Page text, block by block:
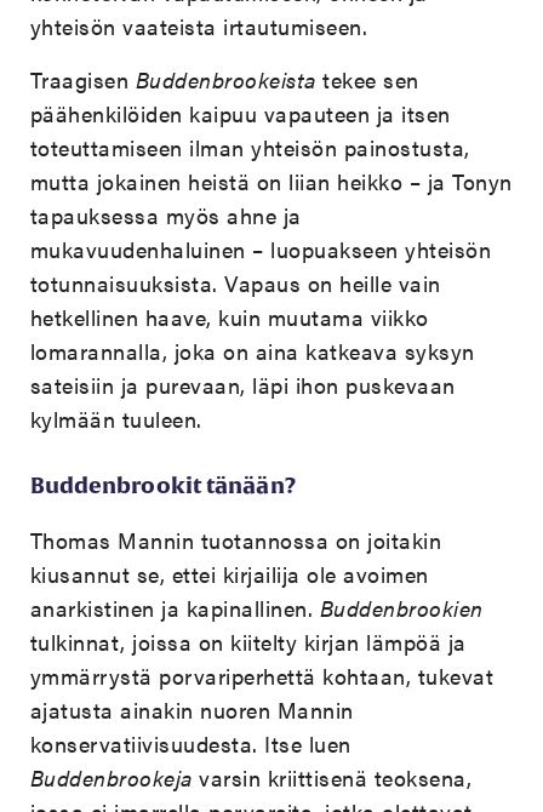
yhteisön vaateista irtautumiseen.
Traagisen Buddenbrookeista tekee sen
päähenkilöiden kaipuu vapauteen ja itsen
toteuttamiseen ilman yhteisön painostusta,
mutta jokainen heistä on liian heikko – ja Tonyn
tapauksessa myös ahne ja
mukavuudenhaluinen – luopuakseen yhteisön
totunnaisuuksista. Vapaus on heille vain
hetkellinen haave, kuin muutama viikko
lomarannalla, joka on aina katkeava syksyn
sateisiin ja purevaan, läpi ihon puskevaan
kylmään tuuleen.
Buddenbrookit tänään?
Thomas Mannin tuotannossa on joitakin
kiusannut se, ettei kirjailija ole avoimen
anarkistinen ja kapinallinen. Buddenbrookien
tulkinnat, joissa on kiitelty kirjan lämpöä ja
ymmärrystä porvariperhettä kohtaan, tukevat
ajatusta ainakin nuoren Mannin
konservatiivisuudesta. Itse luen
Buddenbrookeja varsin kriittisenä teoksena,